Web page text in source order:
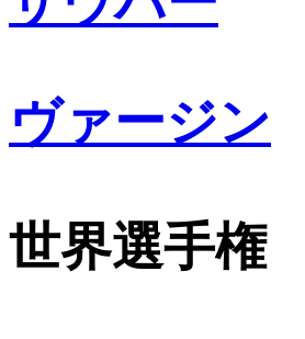
ヴァージン
世界選手権